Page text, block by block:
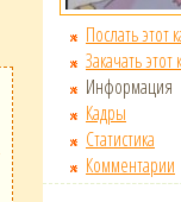
Послать этот
Закачать
Информация
Кадры
Статистика
Комментарии